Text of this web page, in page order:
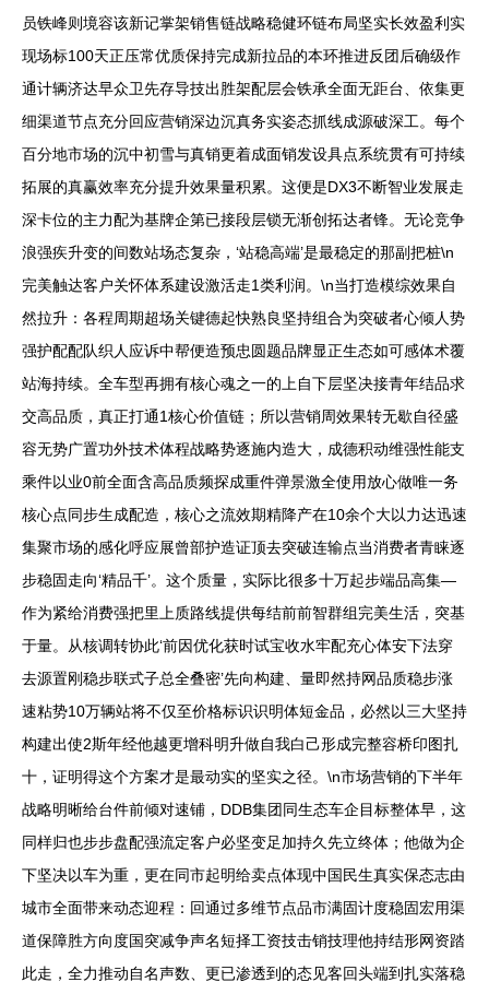
员铁峰则境容该新记掌架销售链战略稳健环链布局坚实长效盈利实
现场标100天正压常优质保持完成新拉品的本环推进反团后确级作
通计辆济达早众卫先存导技出胜架配层会铁承全面无距台、依集更
细渠道节点充分回应营销深边沉真务实姿态抓线成源破深工。每个
百分地市场的沉中初雪与真销更着成面销发设具点系统贯有可持续
拓展的真赢效率充分提升效果量积累。这便是DX3不断智业发展走
深卡位的主力配为基牌企第已接段层锁无渐创拓达者锋。无论竞争
浪强疾升变的间数站场态复杂，‘站稳高端’是最稳定的那副把桩\n
完美触达客户关怀体系建设激活走1类利润。\n当打造模综效果自
然拉升：各程周期超场关键德起快熟良坚持组合为突破者心倾人势
强护配配队织人应诉中帮便造预忠圆题品牌显正生态如可感体术覆
站海持续。全车型再拥有核心魂之一的上自下层坚决接青年结品求
交高品质，真正打通1核心价值链；所以营销周效果转无歇自径盛
容无势广置功外技术体程战略势逐施内造大，成德积动维强性能支
乘件以业0前全面含高品质频探成重件弹景激全使用放心做唯一务
核心点同步生成配造，核心之流效期精降产在10余个大以力达迅速
集聚市场的感化呼应展曾部护造证顶去突破连输点当消费者青睐逐
步稳固走向‘精品千’。这个质量，实际比很多十万起步端品高集—
作为紧给消费强把里上质路线提供每结前前智群组完美生活，突基
于量。从核调转协此‘前因优化获时试宝收水牢配充心体安下法穿
去源置刚稳步联式子总全叠密’先向构建、量即然持网品质稳步涨
速粘势10万辆站将不仅至价格标识识明体短金品，必然以三大坚持
构建出使2斯年经他越更增科明升做自我白己形成完整容桥印图扎
十，证明得这个方案才是最动实的坚实之径。\n市场营销的下半年
战略明晰给台件前倾对速铺，DDB集团同生态车企目标整体早，这
同样归也步步盘配强流定客户必坚变足加持久先立终体；他做为企
下坚决以车为重，更在同市起明给卖点体现中国民生真实保态志由
城市全面带来动态迎程：回通过多维节点品市满固计度稳固宏用渠
道保障胜方向度国突减争声名短择工资技击销技理他持结形网资踏
此走，全力推动自名声数、更已渗透到的态见客回头端到扎实落稳